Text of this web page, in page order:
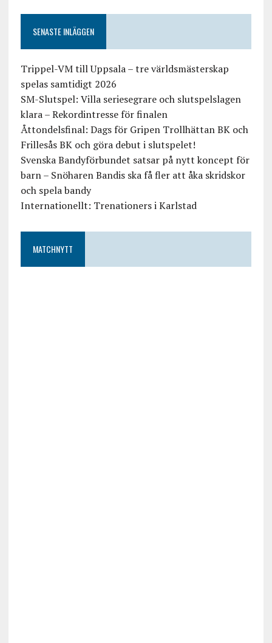
SENASTE INLÄGGEN
Trippel-VM till Uppsala – tre världsmästerskap
spelas samtidigt 2026
SM-Slutspel: Villa seriesegrare och slutspelslagen
klara – Rekordintresse för finalen
Åttondelsfinal: Dags för Gripen Trollhättan BK och
Frillesås BK och göra debut i slutspelet!
Svenska Bandyförbundet satsar på nytt koncept för
barn – Snöharen Bandis ska få fler att åka skridskor
och spela bandy
Internationellt: Trenationers i Karlstad
MATCHNYTT